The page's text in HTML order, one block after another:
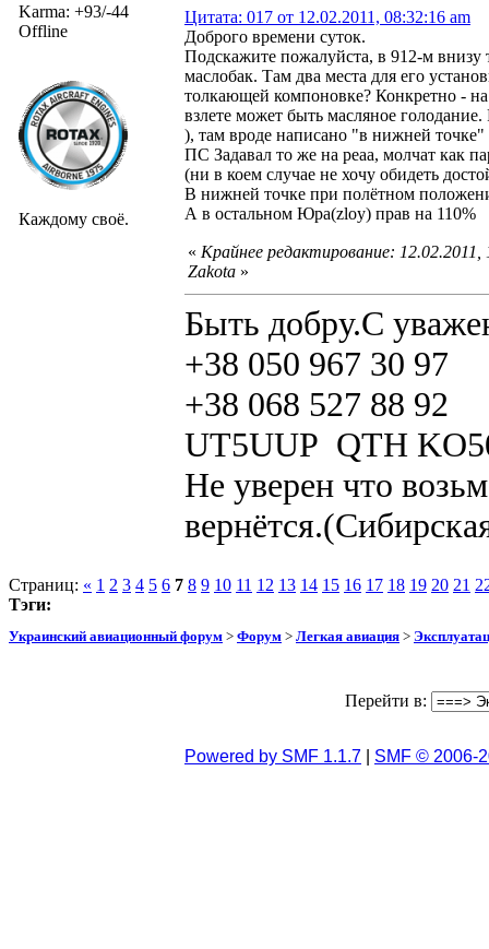
Karma: +93/-44
Offline
Каждому своё.
Цитата: 017 от 12.02.2011, 08:32:16 am
Доброго времени суток.
Подскажите пожалуйста, в 912-м внизу
маслобак. Там два места для его
толкающей компоновке? Конкретно - на
взлете может быть масляное
), там вроде написано "в нижней точке"
ПС Задавал то же на реаа, молчат как
(ни в коем случае не хочу обидеть
В нижней точке при полётном
А в остальном Юра(zloy) прав на 110%
« Крайнее редактирование:
Zakota »
Быть добру.С
+38 050 967 30 97
+38 068 527 88 92
UT5UUP QTH
Не уверен что
Страниц: « 1 2 3 4 5 6 7 8 9 10 11 12 13 14 15 16 17 18 19 20 21
Тэги:
Украинский авиационный форум > Форум > Легкая авиация >
Перейти в:
Powered by SMF 1.1.7 SMF © 2006-